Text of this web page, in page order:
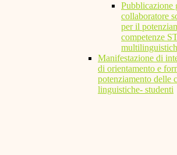
Pubblicazione
collaboratore
per il
competenze
Manifestazione di
di orientamento e
potenziamento delle
linguistiche- studenti